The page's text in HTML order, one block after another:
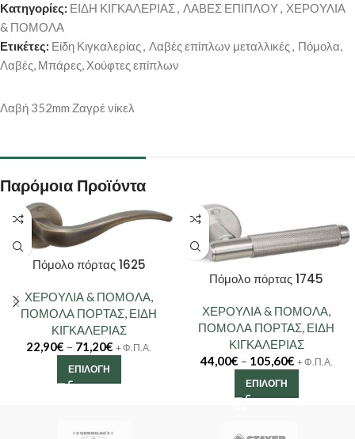
Κατηγορίες: ΕΙΔΗ ΚΙΓΚΑΛΕΡΙΑΣ, ΛΑΒΕΣ ΕΠΙΠΛΟΥ, ΧΕΡΟΥΛΙΑ
& ΠΟΜΟΛΑ
Ετικέτες: Είδη Κιγκαλερίας, Λαβές επίπλων μεταλλικές, Πόμολα,
Λαβές, Μπάρες, Χούφτες επίπλων
Λαβή 352mm Ζαγρέ νίκελ
Παρόμοια Προϊόντα
Πόμολο πόρτας 1625
ΧΕΡΟΥΛΙΑ & ΠΟΜΟΛΑ,
ΠΟΜΟΛΑ ΠΟΡΤΑΣ, ΕΙΔΗ
ΚΙΓΚΑΛΕΡΙΑΣ
22,90€ – 71,20€ + Φ.Π.Α.
ΕΠΙΛΟΓΉ
Πόμολο πόρτας 1745
ΧΕΡΟΥΛΙΑ & ΠΟΜΟΛΑ,
ΠΟΜΟΛΑ ΠΟΡΤΑΣ, ΕΙΔΗ
ΚΙΓΚΑΛΕΡΙΑΣ
44,00€ – 105,60€ + Φ.Π.Α.
ΕΠΙΛΟΓΉ